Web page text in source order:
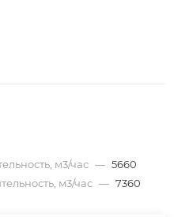
м3/час — 5660
м3/час — 7360